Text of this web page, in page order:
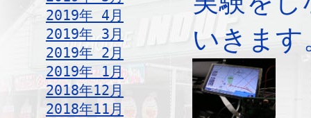
2019年 4月
2019年 3月
2019年 2月
2019年 1月
2018年12月
2018年11月
いきます